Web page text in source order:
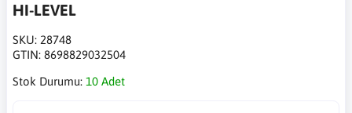
HI-LEVEL
SKU: 28748
GTIN: 8698829032504
Stok Durumu: 10 Adet